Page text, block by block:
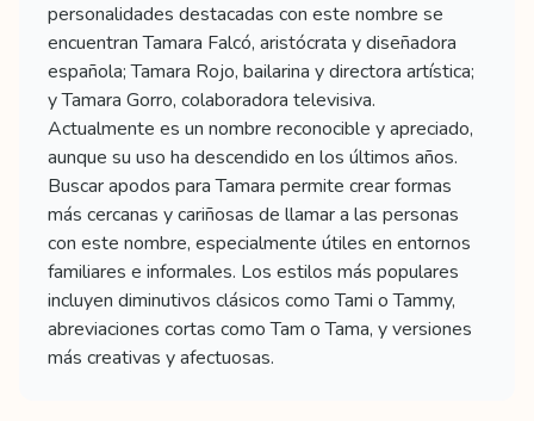
personalidades destacadas con este nombre se
encuentran Tamara Falcó, aristócrata y diseñadora
española; Tamara Rojo, bailarina y directora artística;
y Tamara Gorro, colaboradora televisiva.
Actualmente es un nombre reconocible y apreciado,
aunque su uso ha descendido en los últimos años.
Buscar apodos para Tamara permite crear formas
más cercanas y cariñosas de llamar a las personas
con este nombre, especialmente útiles en entornos
familiares e informales. Los estilos más populares
incluyen diminutivos clásicos como Tami o Tammy,
abreviaciones cortas como Tam o Tama, y versiones
más creativas y afectuosas.